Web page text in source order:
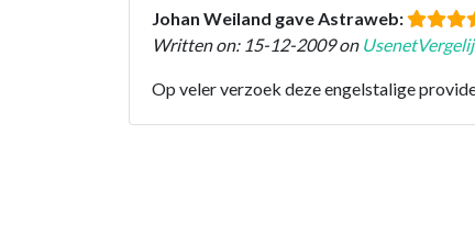
Johan Weiland gave Astraweb:
Written on: 15-12-2009 on
Op veler verzoek deze engelstalige